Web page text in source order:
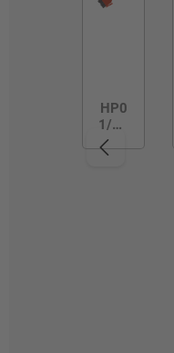
HP0
1/3R
3M/
100/